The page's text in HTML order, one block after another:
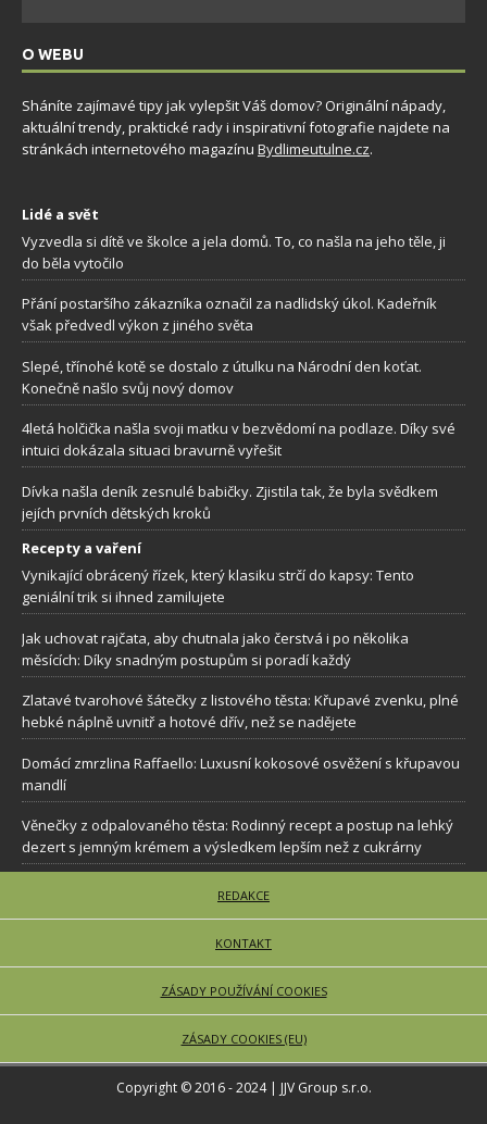
O WEBU
Sháníte zajímavé tipy jak vylepšit Váš domov? Originální nápady,
aktuální trendy, praktické rady i inspirativní fotografie najdete na
stránkách internetového magazínu Bydlimeutulne.cz.
Lidé a svět
Vyzvedla si dítě ve školce a jela domů. To, co našla na jeho těle, ji
do běla vytočilo
Přání postaršího zákazníka označil za nadlidský úkol. Kadeřník
však předvedl výkon z jiného světa
Slepé, třínohé kotě se dostalo z útulku na Národní den koťat.
Konečně našlo svůj nový domov
4letá holčička našla svoji matku v bezvědomí na podlaze. Díky své
intuici dokázala situaci bravurně vyřešit
Dívka našla deník zesnulé babičky. Zjistila tak, že byla svědkem
jejích prvních dětských kroků
Recepty a vaření
Vynikající obrácený řízek, který klasiku strčí do kapsy: Tento
geniální trik si ihned zamilujete
Jak uchovat rajčata, aby chutnala jako čerstvá i po několika
měsících: Díky snadným postupům si poradí každý
Zlatavé tvarohové šátečky z listového těsta: Křupavé zvenku, plné
hebké náplně uvnitř a hotové dřív, než se nadějete
Domácí zmrzlina Raffaello: Luxusní kokosové osvěžení s křupavou
mandlí
Věnečky z odpalovaného těsta: Rodinný recept a postup na lehký
dezert s jemným krémem a výsledkem lepším než z cukrárny
REDAKCE
KONTAKT
ZÁSADY POUŽÍVÁNÍ COOKIES
ZÁSADY COOKIES (EU)
Copyright © 2016 - 2024 | JJV Group s.r.o.